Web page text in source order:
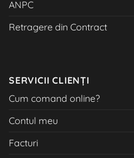
ANPC
Retragere din Contract
SERVICII CLIENȚI
Cum comand online?
Contul meu
Facturi